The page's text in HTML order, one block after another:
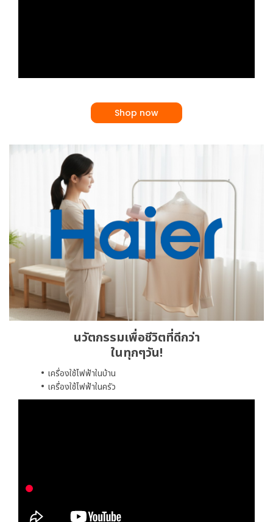
Shop now
นวัตกรรมเพื่อชีวิตที่ดีกว่า
ในทุกๆวัน!
เครื่องใช้ไฟฟ้าในบ้าน
เครื่องใช้ไฟฟ้าในครัว